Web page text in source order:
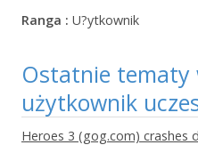
Ranga : U?ytkownik
Ostatnie tematy
użytkownik
Heroes 3 (gog.com) crashes